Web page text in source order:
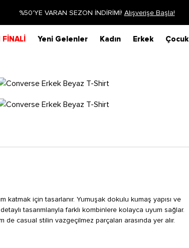
%50'YE VARAN SEZON İNDİRİMİ! Alışverişe Başla!
FİNALİ Yeni Gelenler Kadın Erkek Çocuk
için tasarlanır. Yumuşak dokulu kumaş yapısı ve
tasarımlarıyla farklı kombinlere kolayca uyum sağlar.
casual stilin vazgeçilmez parçaları arasında yer alır.